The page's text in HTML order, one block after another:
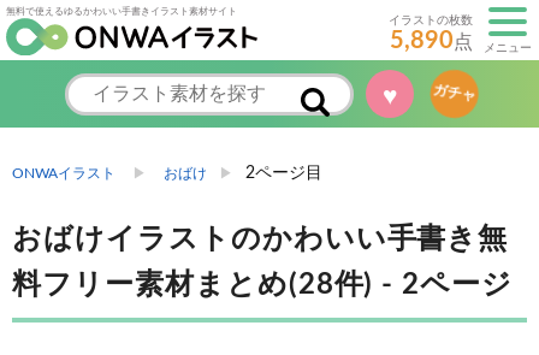
無料で使えるゆるかわいい手書きイラスト素材サイト
イラストの枚数
5,890点 メニュー
♥ ガチャ
ONWAイラスト おばけ 2ページ目
おばけイラストのかわいい手書き無
料フリー素材まとめ(28件) - 2ページ